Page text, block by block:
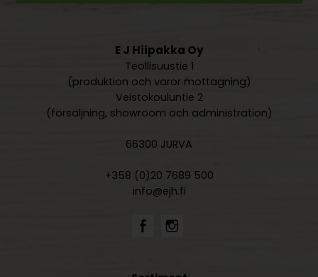
E J Hiipakka Oy
Teollisuustie 1
(produktion och varor mottagning)
Veistokouluntie 2
(försäljning, showroom och administration)
66300 JURVA
+358 (0)20 7689 500
info@ejh.fi